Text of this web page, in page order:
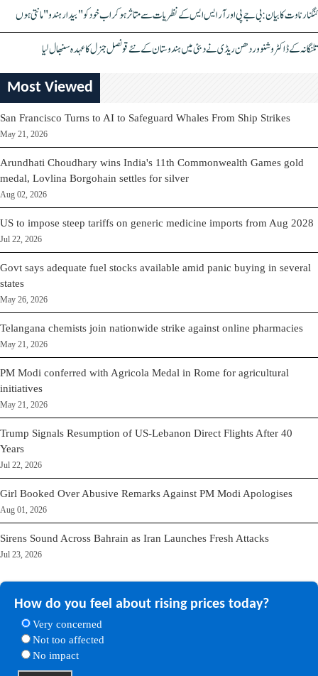
کنگنا رناوت کا بیان: بی جے پی اور آر ایس ایس کے نظریات سے متاثر ہو کر اب خود کو "بیدار ہندو" مانتی ہوں
تلنگانہ کے ڈاکٹر وشنو وردھن ریڈی نے دبئی میں ہندوستان کے نئے قونصل جنرل کا عہدہ سنبھال لیا
Most Viewed
San Francisco Turns to AI to Safeguard Whales From Ship Strikes
May 21, 2026
Arundhati Choudhary wins India's 11th Commonwealth Games gold
medal, Lovlina Borgohain settles for silver
Aug 02, 2026
US to impose steep tariffs on generic medicine imports from Aug 2028
Jul 22, 2026
Govt says adequate fuel stocks available amid panic buying in several
states
May 26, 2026
Telangana chemists join nationwide strike against online pharmacies
May 21, 2026
PM Modi conferred with Agricola Medal in Rome for agricultural
initiatives
May 21, 2026
Trump Signals Resumption of US-Lebanon Direct Flights After 40
Years
Jul 22, 2026
Girl Booked Over Abusive Remarks Against PM Modi Apologises
Aug 01, 2026
Sirens Sound Across Bahrain as Iran Launches Fresh Attacks
Jul 23, 2026
How do you feel about rising prices today?
Very concerned
Not too affected
No impact